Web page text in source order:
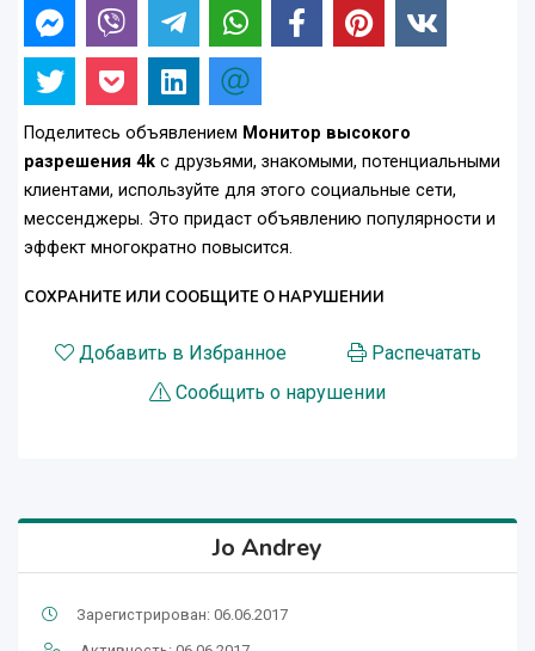
Поделитесь объявлением Монитор высокого
разрешения 4k с друзьями, знакомыми, потенциальными
клиентами, используйте для этого социальные сети,
мессенджеры. Это придаст объявлению популярности и
эффект многократно повысится.
СОХРАНИТЕ ИЛИ СООБЩИТЕ О НАРУШЕНИИ
Добавить в Избранное
Распечатать
Сообщить о нарушении
Jo Andrey
Зарегистрирован: 06.06.2017